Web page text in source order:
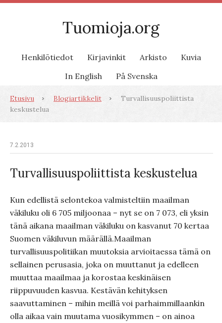
Tuomioja.org
Henkilötiedot Kirjavinkit Arkisto
Kuvia
In English
På Svenska
Etusivu Blogiartikkelit
Turvallisuuspoliittista
keskustelua
7.2.2013
Turvallisuuspoliittista keskustelua
Kun edellistä selontekoa valmisteltiin maailman
väkiluku oli 6 705 miljoonaa – nyt se on 7 073, eli yksin
tänä aikana maailman väkiluku on kasvanut 70 kertaa
Suomen väkiluvun määrällä.Maailman
turvallisuuspolitiikan muutoksia arvioitaessa tämä on
sellainen perusasia, joka on muuttanut ja edelleen
muuttaa maailmaa ja korostaa keskinäisen
riippuvuuden kasvua. Kestävän kehityksen
saavuttaminen – mihin meillä voi parhaimmillaankin
olla aikaa vain muutama vuosikymmen – on ainoa